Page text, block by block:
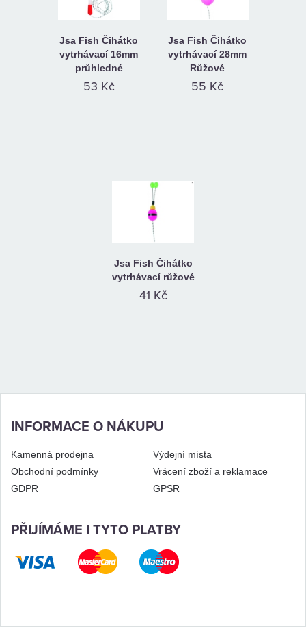
Jsa Fish Čihátko
vytrhávací 16mm
průhledné
53 Kč
Jsa Fish Čihátko
vytrhávací 28mm
Růžové
55 Kč
Jsa Fish Čihátko
vytrhávací růžové
41 Kč
INFORMACE O NÁKUPU
Kamenná prodejna
Výdejní místa
Obchodní podmínky
Vrácení zboží a reklamace
GDPR
GPSR
PŘIJÍMÁME I TYTO PLATBY